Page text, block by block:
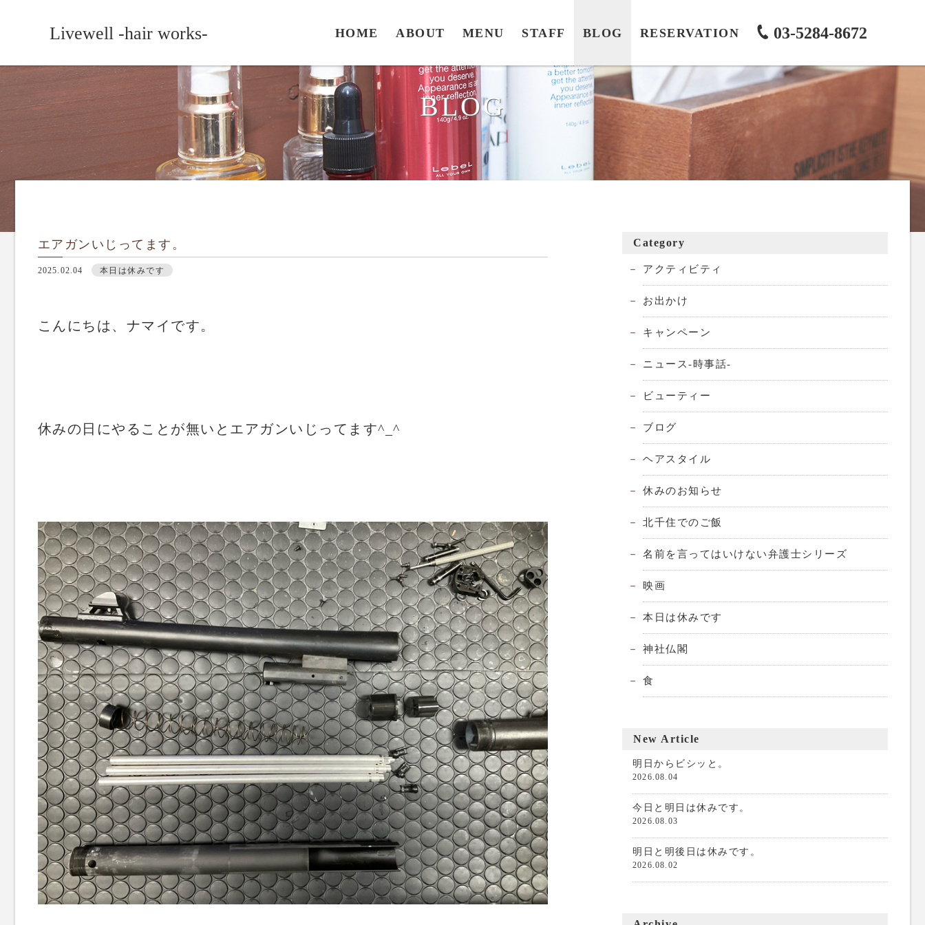
Livewell -hair works- HOME ABOUT MENU STAFF BLOG RESERVATION 03-5284-8672
BLOG
エアガンいじってます。
2025.02.04 本日は休みです
こんにちは、ナマイです。
休みの日にやることが無いとエアガンいじってます^_^
Category
アクティビティ
お出かけ
キャンペーン
ニュース-時事話-
ビューティー
ブログ
ヘアスタイル
休みのお知らせ
北千住でのご飯
名前を言ってはいけない弁護士シリーズ
映画
本日は休みです
神社仏閣
食
New Article
明日からビシッと。
2026.08.04
今日と明日は休みです。
2026.08.03
明日と明後日は休みです。
2026.08.02